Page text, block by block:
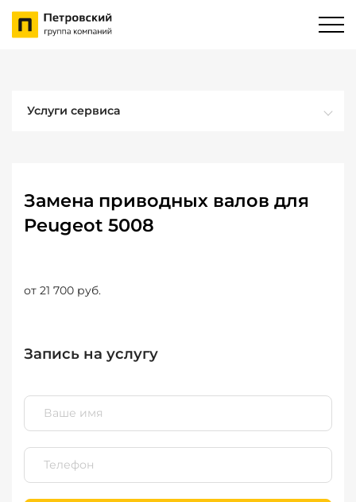
Услуги сервиса
Замена приводных валов для
Peugeot 5008
от 21 700 руб.
Запись на услугу